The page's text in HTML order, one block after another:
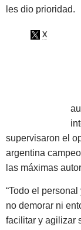
les dio prioridad.
supervisaron el
argentina
las máximas
“Todo el
no demorar ni
facilitar y agilizar